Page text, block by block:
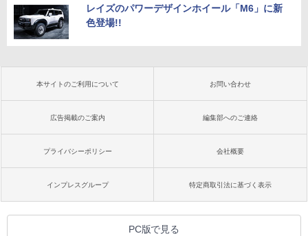
レイズのパワーデザインホイール「M6」に新
色登場!!
本サイトのご利用について お問い合わせ
広告掲載のご案内 編集部へのご連絡
プライバシーポリシー 会社概要
インプレスグループ 特定商取引法に基づく表示
PC版で見る